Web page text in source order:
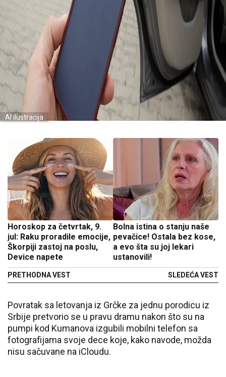
AI ilustracija
Horoskop za četvrtak, 9.
jul: Raku proradile emocije,
Škorpiji zastoj na poslu,
Device napete
PRETHODNA VEST
Bolna istina o stanju naše
pevačice! Ostala bez kose,
a evo šta su joj lekari
ustanovili!
SLEDEĆA VEST
Povratak sa letovanja iz Grčke za jednu porodicu iz
Srbije pretvorio se u pravu dramu nakon što su na
pumpi kod Kumanova izgubili mobilni telefon sa
fotografijama svoje dece koje, kako navode, možda
nisu sačuvane na iCloudu.